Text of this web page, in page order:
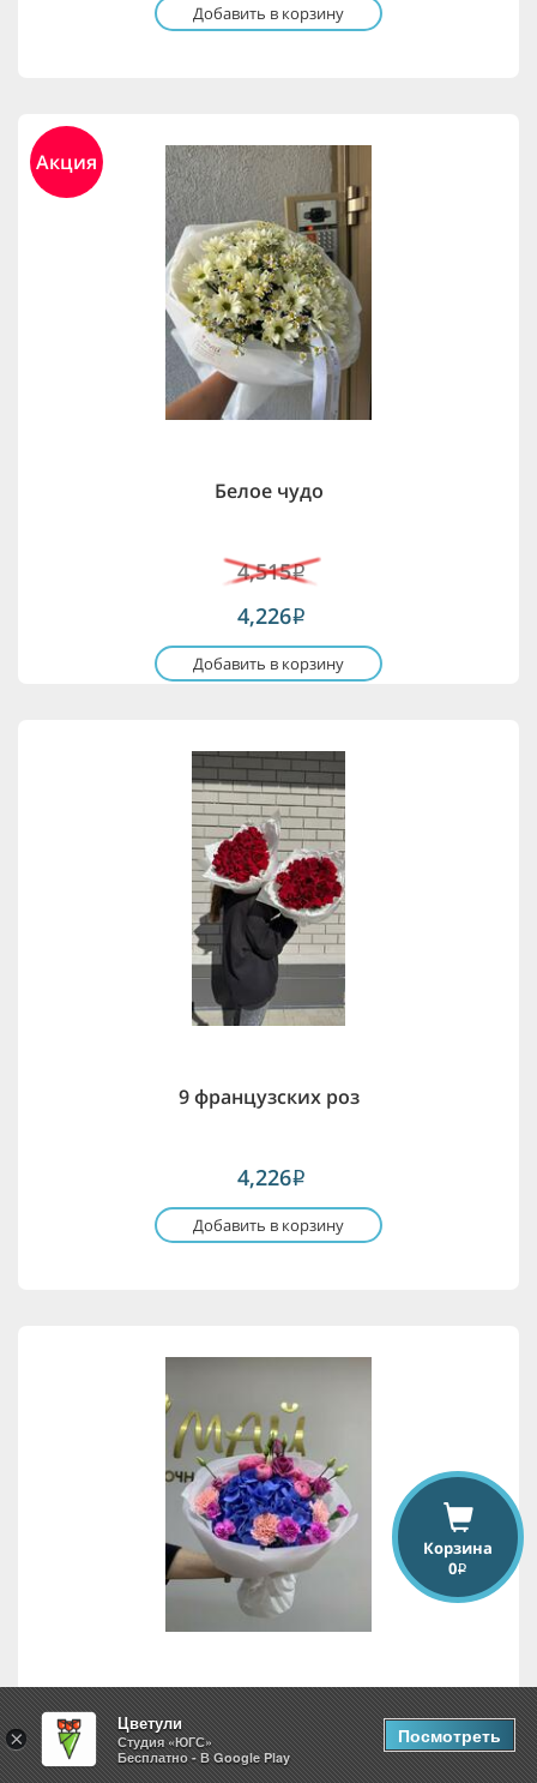
Добавить в корзину
Акция
Белое чудо
4,515i
4,226i
Добавить в корзину
9 французских роз
4,226i
Добавить в корзину
Сияние нежности
Корзина
0i
×
Цветули
Студия «ЮГС»
Бесплатно - В Google Play
Посмотреть